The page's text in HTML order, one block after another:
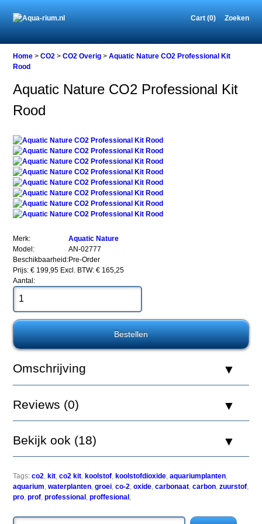
Cart (0) Zoeken
Home
CO2
CO2
Overig
Nature
CO2
Professional
Kit
Rood
Nature
CO2
Professional
Kit
Rood
De
Professional
heeft
als
Standard
De
is
tevens
uitgerust
de
Home >CO2 >CO2 Overig >Aquatic Nature CO2 Professional Kit
Rood
Aquatic Nature CO2 Professional Kit
Rood
Merk:
Aquatic Nature
Model:
AN-02777
Beschikbaarheid:Pre-Order
Prijs: € 199,95 Excl. BTW: € 165,25
Aantal:
Omschrijving
Reviews (0)
Bekijk ook (18)
Tags: co2, kit,co2 kit, koolstof, koolstofdioxide,aquariumplanten,
aquarium,waterplanten,groei,co-2,oxide,carbonaat,carbon,zuurstof,
pro,prof,professional ,proffesional ,